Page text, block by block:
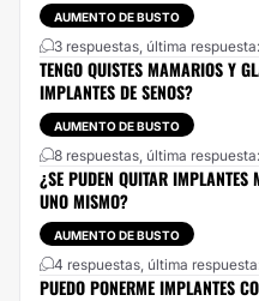
AUMENTO DE BUSTO
3 respuestas, última
TENGO QUISTES MAMARIOS Y
IMPLANTES DE SENOS?
AUMENTO DE BUSTO
8 respuestas, última
¿SE PUDEN QUITAR IMPLANTES
UNO MISMO?
AUMENTO DE BUSTO
4 respuestas, última
PUEDO PONERME IMPLANTES